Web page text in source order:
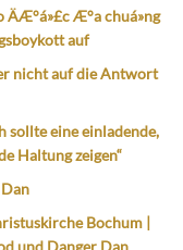
Æ°a chuá»ng
auf
nicht auf die Antwort
sollte eine einladende,
Haltung zeigen“
Bochum |
und Danger Dan